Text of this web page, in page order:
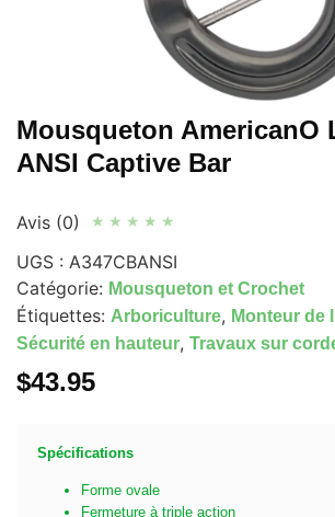
Mousqueton AmericanO
ANSI Captive Bar
Avis (0) ★ ★ ★ ★ ★
UGS : A347CBANSI
Catégorie: Mousqueton et Crochet
Étiquettes: Arboriculture, Monteur de
Sécurité en hauteur, Travaux sur
$43.95
Spécifications
Forme ovale
Fermeture à triple action